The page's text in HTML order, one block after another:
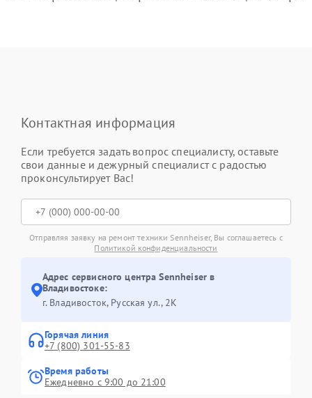
Контактная информация
Если требуется задать вопрос специалисту, оставьте
свои данные и дежурный специалист с радостью
проконсультирует Вас!
Отправляя заявку на ремонт техники Sennheiser, Вы соглашаетесь с
Политикой конфиденциальности
Адрес сервисного центра Sennheiser в
Владивостоке:
г. Владивосток, Русская ул., 2К
Горячая линия
+7 (800) 301-55-83
Время работы
Ежедневно с 9:00 до 21:00